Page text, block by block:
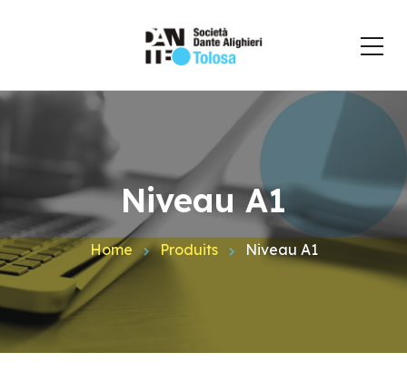
Niveau A1
Home Produits Niveau A1